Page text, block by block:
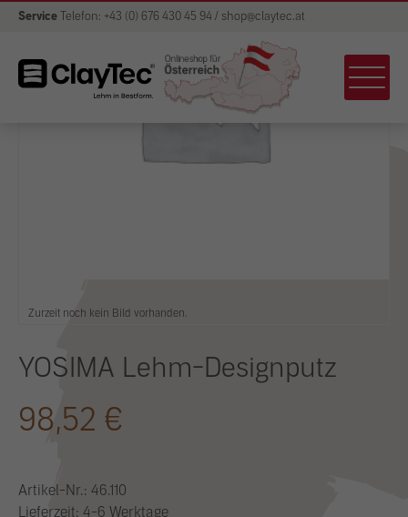
Service Telefon: +43 (0) 676 430 45 94 / shop@claytec.at
Zurzeit noch kein Bild vorhanden.
YOSIMA Lehm-Designputz
98,52 €
Artikel-Nr.: 46.110
Lieferzeit: 4-6 Werktage